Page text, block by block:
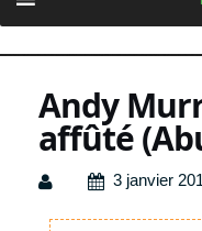
content
Andy
affûté
3 janvier